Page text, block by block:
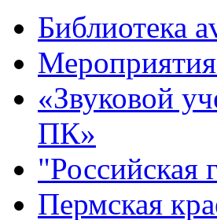
Библиотека
«Звуковой
ПК»
"Российская
Пермская